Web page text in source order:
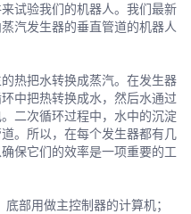
试验我们的机器人。我们最新
汽发生器的垂直管道的机器人
热把水转换成蒸汽。在发生器
中把热转换成水，然后水通过
二次循环过程中，水中的沉淀
。所以，在每个发生器都有几
保它们的效率是一项重要的工
部用做主控制器的计算机；